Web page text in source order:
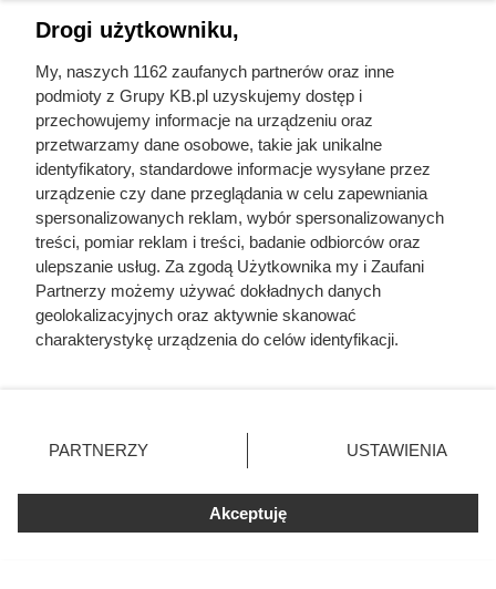
rozwiązaniem jest też montaż systemu monitoringu pracy
pompy — pozwala on na bieżąco obserwować parametry,
wychwytywać odchylenia od normy i reagować od razu,
gdy coś zaczyna działać gorzej.
Najpopularniejsze w tej chwili
Kazali jej rozbierać się w niemal każdym
filmie. Przekleństwo polskiej seksbomby
lat 80.
Żona Sienkiewicza uciekła podczas
Drogi użytkowniku,
My, naszych 1162 zaufanych partnerów oraz inne
podmioty z Grupy KB.pl uzyskujemy dostęp i
przechowujemy informacje na urządzeniu oraz
przetwarzamy dane osobowe, takie jak unikalne
identyfikatory, standardowe informacje wysyłane przez
urządzenie czy dane przeglądania w celu zapewniania
spersonalizowanych reklam, wybór spersonalizowanych
treści, pomiar reklam i treści, badanie odbiorców oraz
ulepszanie usług. Za zgodą Użytkownika my i Zaufani
Partnerzy możemy używać dokładnych danych
geolokalizacyjnych oraz aktywnie skanować
charakterystykę urządzenia do celów identyfikacji.
zmienić/wycofać klikając przycisk ustawień prywatności
znajdujący się w lewym dolnym rogu strony. Niektóre
użytkownika, ale masz prawo sprzeciwić się takiemu
przetwarzaniu. Preferencje będą miały zastosowania tylko
PARTNERZY USTAWIENIA
Akceptuję